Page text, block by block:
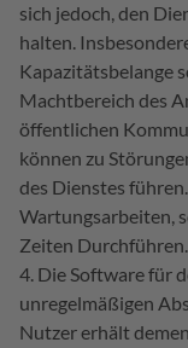
sich jedoch, den
halten.
Kapazitätsbelange
Machtbereich des
öffentlichen
können zu
des Dienstes
Wartungsarbeiten,
Zeiten Durchführen.
Die Software für
unregelmäßigen
Nutzer erhält